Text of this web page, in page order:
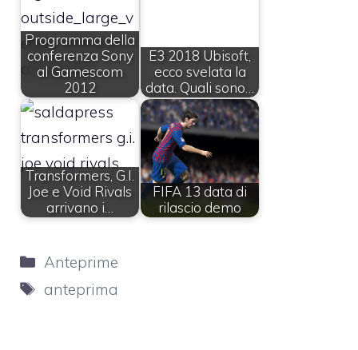
Programma della
conferenza Sony
al Gamescom
2012
E3 2018 Ubisoft,
ecco svelata la
data. Quali sono…
Transformers, G.I.
Joe e Void Rivals
arrivano i…
FIFA 13 data di
rilascio demo
Categorie
Anteprime
Tag
anteprima